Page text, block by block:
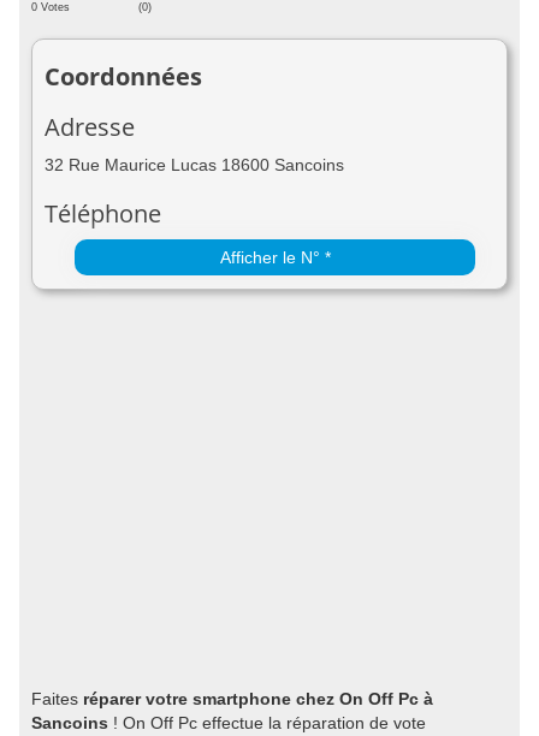
0 Votes (0)
Coordonnées
Adresse
32 Rue Maurice Lucas 18600 Sancoins
Téléphone
Afficher le N° *
Faites réparer votre smartphone chez On Off Pc à
Sancoins ! On Off Pc effectue la réparation de vote